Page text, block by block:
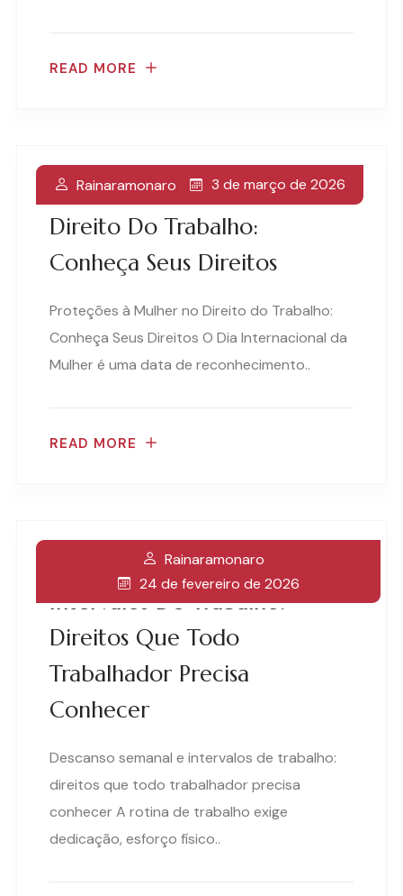
READ MORE
Proteções À Mulher No
Direito Do Trabalho:
Conheça Seus Direitos
Rainaramonaro 3 de março de 2026
Proteções à Mulher no Direito do Trabalho:
Conheça Seus Direitos O Dia Internacional da
Mulher é uma data de reconhecimento..
READ MORE
Descanso Semanal E
Intervalos De Trabalho:
Direitos Que Todo
Trabalhador Precisa
Conhecer
Rainaramonaro
24 de fevereiro de 2026
Descanso semanal e intervalos de trabalho:
direitos que todo trabalhador precisa
conhecer A rotina de trabalho exige
dedicação, esforço físico..